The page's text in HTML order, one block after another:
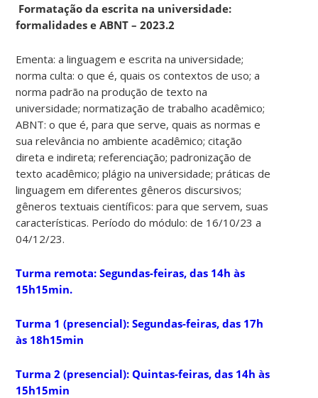
Formatação da escrita na universidade:
formalidades e ABNT – 2023.2
Ementa: a linguagem e escrita na universidade;
norma culta: o que é, quais os contextos de uso; a
norma padrão na produção de texto na
universidade; normatização de trabalho acadêmico;
ABNT: o que é, para que serve, quais as normas e
sua relevância no ambiente acadêmico; citação
direta e indireta; referenciação; padronização de
texto acadêmico; plágio na universidade; práticas de
linguagem em diferentes gêneros discursivos;
gêneros textuais científicos: para que servem, suas
características. Período do módulo: de 16/10/23 a
04/12/23.
Turma remota: Segundas-feiras, das 14h às
15h15min.
Turma 1 (presencial): Segundas-feiras, das 17h
às 18h15min
Turma 2 (presencial): Quintas-feiras, das 14h às
15h15min